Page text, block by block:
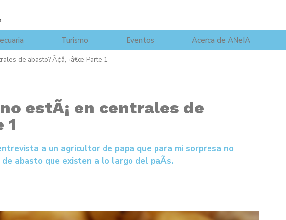
Turismo Eventos Acerca de ANeIA
de abasto? Ã¢â‚¬â€œ Parte 1
estÃ¡ en centrales de
1
a un agricultor de papa que para mi sorpresa no
abasto que existen a lo largo del paÃ­s.